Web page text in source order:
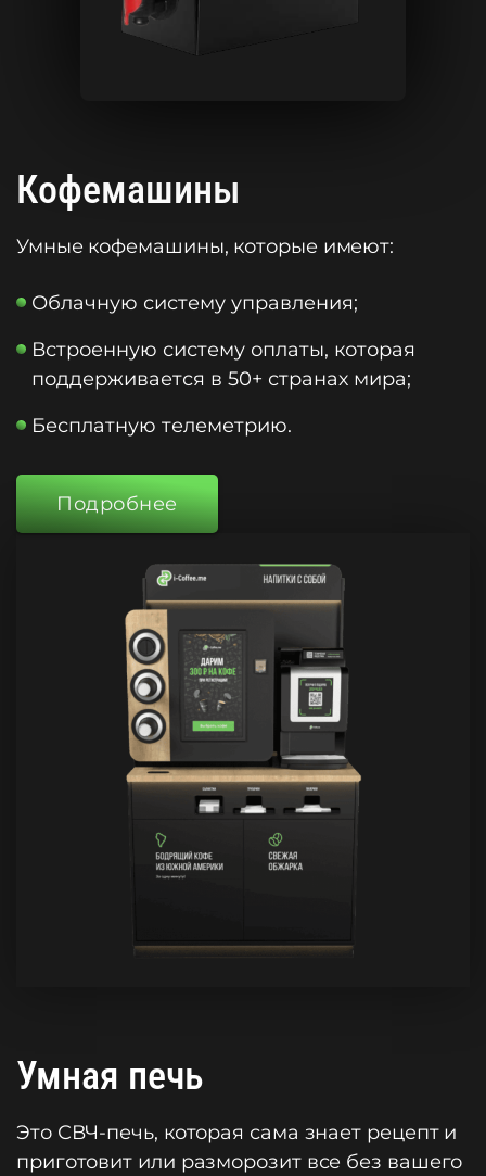
Кофемашины
Умные кофемашины, которые имеют:
Облачную систему управления;
Встроенную систему оплаты, которая
поддерживается в 50+ странах мира;
Бесплатную телеметрию.
Подробнее
Умная печь
Это СВЧ-печь, которая сама знает рецепт и
приготовит или разморозит все без вашего